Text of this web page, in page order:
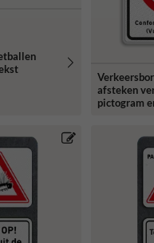
afsteken
pictogram